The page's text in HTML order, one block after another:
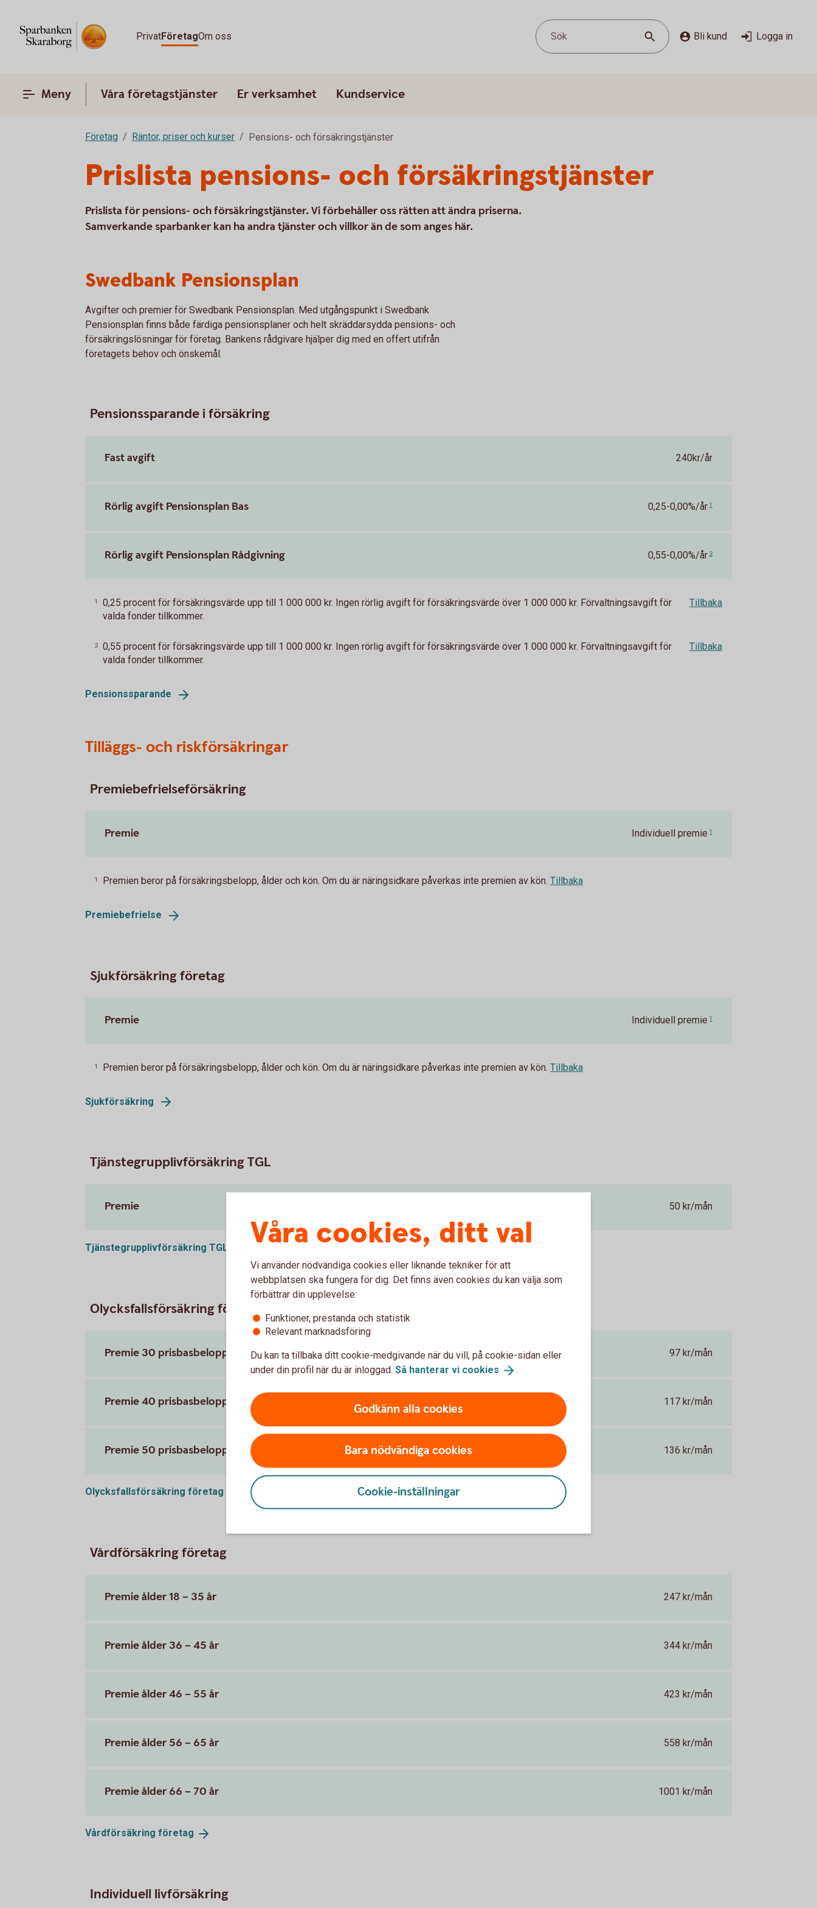
PrivatFöretagOm oss Sök Bli kund Logga in
Meny Våra företagstjänster Er verksamhet Kundservice
Företag Räntor, priser och kurser Pensions- och försäkringstjänster
Prislista pensions- och försäkringstjänster
Prislista för pensions- och försäkringstjänster. Vi förbehåller oss rätten att ändra priserna.
Samverkande sparbanker kan ha andra tjänster och villkor än de som anges här.
Swedbank Pensionsplan
Avgifter och premier för Swedbank Pensionsplan. Med utgångspunkt i Swedbank
Pensionsplan finns både färdiga pensionsplaner och helt skräddarsydda pensions- och
försäkringslösningar för företag. Bankens rådgivare hjälper dig med en offert utifrån
företagets behov och önskemål.
Pensionssparande i försäkring
Fast avgift 240kr/år
Rörlig avgift Pensionsplan Bas 0,25-0,00%/år 1
Rörlig avgift Pensionsplan Rådgivning 0,55-0,00%/år 2
1
0,25 procent för försäkringsvärde upp till 1 000 000 kr. Ingen rörlig avgift för försäkringsvärde över 1 000 000 kr. Förvaltningsavgift för
valda fonder tillkommer.
Tillbaka
2
0,55 procent för försäkringsvärde upp till 1 000 000 kr. Ingen rörlig avgift för försäkringsvärde över 1 000 000 kr. Förvaltningsavgift för
valda fonder tillkommer.
Tillbaka
Pensionssparande
Tilläggs- och riskförsäkringar
Premiebefrielseförsäkring
Premie Individuell premie 1
1 Premien beror på försäkringsbelopp, ålder och kön. Om du är näringsidkare påverkas inte premien av kön. Tillbaka
Premiebefrielse
Sjukförsäkring företag
Premie Individuell premie 1
1 Premien beror på försäkringsbelopp, ålder och kön. Om du är näringsidkare påverkas inte premien av kön. Tillbaka
Sjukförsäkring
Tjänstegrupplivförsäkring TGL
Premie 50 kr/mån
Tjänstegrupplivförsäkring TGL
Olycksfallsförsäkring företag
Premie 30 prisbasbelopp 97 kr/mån
Premie 40 prisbasbelopp 117 kr/mån
Premie 50 prisbasbelopp 136 kr/mån
Olycksfallsförsäkring företag
Vårdförsäkring företag
Premie ålder 18 – 35 år 247 kr/mån
Premie ålder 36 – 45 år 344 kr/mån
Premie ålder 46 – 55 år 423 kr/mån
Premie ålder 56 – 65 år 558 kr/mån
Premie ålder 66 – 70 år 1001 kr/mån
Vårdförsäkring företag
Individuell livförsäkring
Våra cookies, ditt val
Vi använder nödvändiga cookies eller liknande tekniker för att
webbplatsen ska fungera för dig. Det finns även cookies du kan välja som
förbättrar din upplevelse:
Funktioner, prestanda och statistik
Relevant marknadsföring
Du kan ta tillbaka ditt cookie-medgivande när du vill, på cookie-sidan eller
under din profil när du är inloggad. Så hanterar vi cookies .
Godkänn alla cookies
Bara nödvändiga cookies
Cookie-inställningar